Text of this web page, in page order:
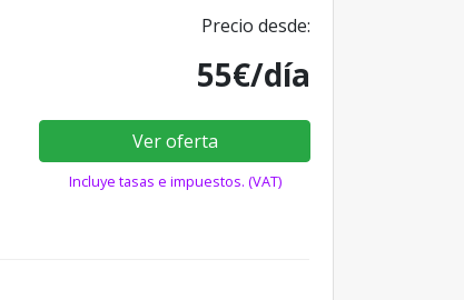
Precio desde:
55€/día
Ver oferta
Incluye tasas e impuestos. (VAT)